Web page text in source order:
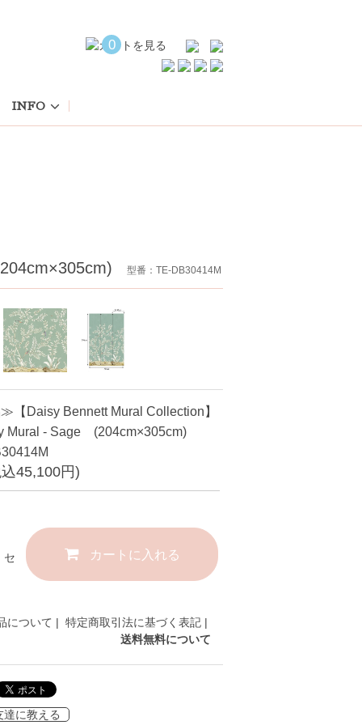
0
INFO
型番：TE-DB30414M
【Daisy Bennett Mural Collection】
Mural - Sage (204cm×305cm)
45,100円)
セ カートに入れる
について | 特定商取引法に基づく表記 |
送料無料について
達に教える